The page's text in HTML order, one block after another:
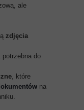
ale
zdjęcia
do
, które
na